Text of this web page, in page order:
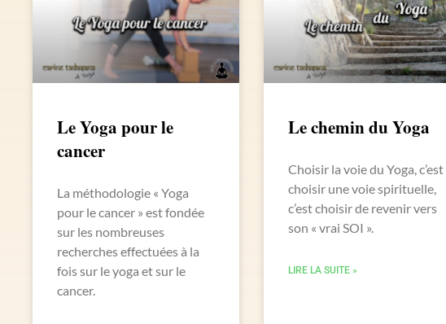
Le Yoga pour le
cancer
La méthodologie « Yoga
pour le cancer » est fondée
sur les nombreuses
recherches effectuées à la
fois sur le yoga et sur le
cancer.
Le chemin du Yoga
Choisir la voie du Yoga, c’est
choisir une voie spirituelle,
c’est choisir de revenir vers
son « vrai SOI ».
LIRE LA SUITE »